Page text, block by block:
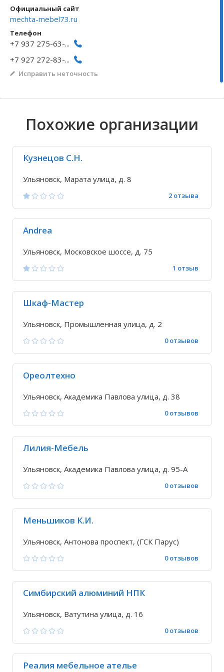
Волгоградская область
Кировоградская область
Восточно-Казахстанская область
Архангельское
Официальный сайт
mechta-mebel73.ru
Телефон
+7 937 275-63-...
+7 927 272-83-...
Исправить неточность
Похожие организации
Кузнецов С.Н.
Ульяновск, Марата улица, д. 8
2 отзыва
Andrea
Ульяновск, Московское шоссе, д. 75
1 отзыв
Шкаф-Мастер
Ульяновск, Промышленная улица, д. 2
0 отзывов
Ореолтехно
Ульяновск, Академика Павлова улица, д. 38
0 отзывов
Лилия-Мебель
Ульяновск, Академика Павлова улица, д. 95-А
0 отзывов
Меньшиков К.И.
Ульяновск, Антонова проспект, (ГСК Парус)
0 отзывов
Симбирский алюминий НПК
Ульяновск, Ватутина улица, д. 16
0 отзывов
Реалия мебельное ателье